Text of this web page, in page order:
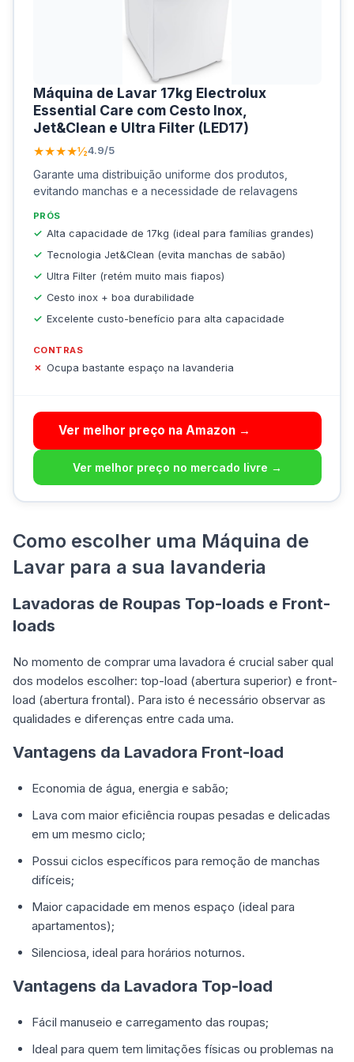
Máquina de Lavar 17kg Electrolux
Essential Care com Cesto Inox,
Jet&Clean e Ultra Filter (LED17)
★★★★½4.9/5
Garante uma distribuição uniforme dos produtos,
evitando manchas e a necessidade de relavagens
PRÓS
Alta capacidade de 17kg (ideal para famílias grandes)
Tecnologia Jet&Clean (evita manchas de sabão)
Ultra Filter (retém muito mais fiapos)
Cesto inox + boa durabilidade
Excelente custo-benefício para alta capacidade
CONTRAS
Ocupa bastante espaço na lavanderia
Ver melhor preço na Amazon →
Ver melhor preço no mercado livre →
Como escolher uma Máquina de
Lavar para a sua lavanderia
Lavadoras de Roupas Top-loads e Front-
loads
No momento de comprar uma lavadora é crucial saber qual
dos modelos escolher: top-load (abertura superior) e front-
load (abertura frontal). Para isto é necessário observar as
qualidades e diferenças entre cada uma.
Vantagens da Lavadora Front-load
Economia de água, energia e sabão;
Lava com maior eficiência roupas pesadas e delicadas
em um mesmo ciclo;
Possui ciclos específicos para remoção de manchas
difíceis;
Maior capacidade em menos espaço (ideal para
apartamentos);
Silenciosa, ideal para horários noturnos.
Vantagens da Lavadora Top-load
Fácil manuseio e carregamento das roupas;
Ideal para quem tem limitações físicas ou problemas na